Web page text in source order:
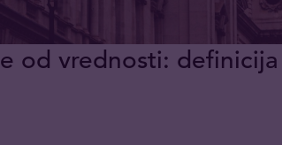
od vrednosti: